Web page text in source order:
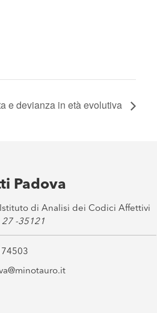
e devianza in età evolutiva
Padova
di Analisi dei Codici Affettivi
27 -35121